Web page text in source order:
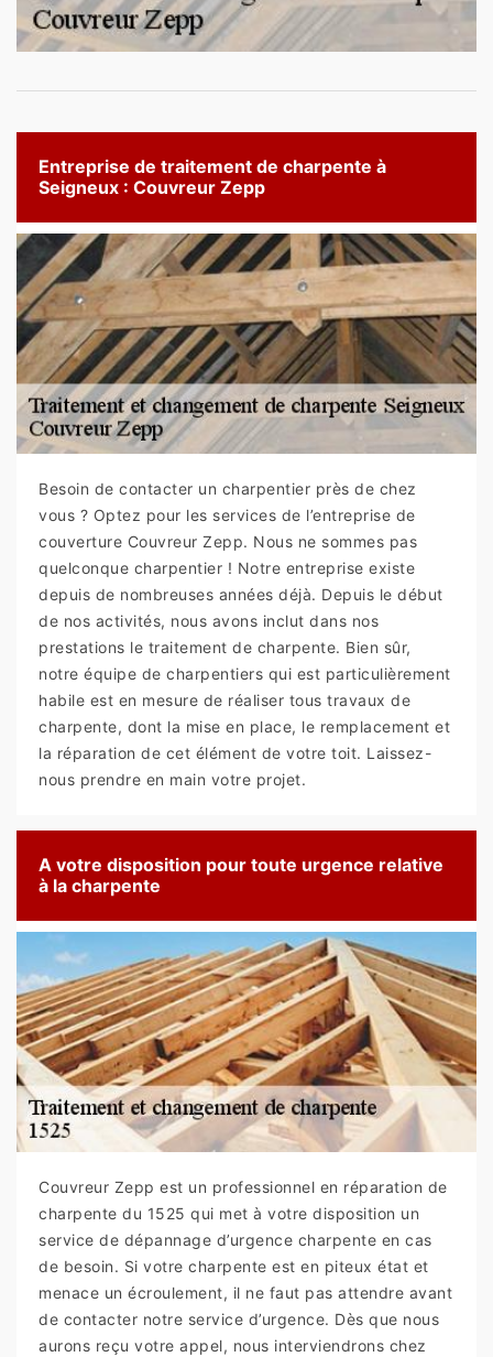
Entreprise de traitement de charpente à
Seigneux : Couvreur Zepp
Besoin de contacter un charpentier près de chez
vous ? Optez pour les services de l’entreprise de
couverture Couvreur Zepp. Nous ne sommes pas
quelconque charpentier ! Notre entreprise existe
depuis de nombreuses années déjà. Depuis le début
de nos activités, nous avons inclut dans nos
prestations le traitement de charpente. Bien sûr,
notre équipe de charpentiers qui est particulièrement
habile est en mesure de réaliser tous travaux de
charpente, dont la mise en place, le remplacement et
la réparation de cet élément de votre toit. Laissez-
nous prendre en main votre projet.
A votre disposition pour toute urgence relative
à la charpente
Couvreur Zepp est un professionnel en réparation de
charpente du 1525 qui met à votre disposition un
service de dépannage d’urgence charpente en cas
de besoin. Si votre charpente est en piteux état et
menace un écroulement, il ne faut pas attendre avant
de contacter notre service d’urgence. Dès que nous
aurons reçu votre appel, nous interviendrons chez